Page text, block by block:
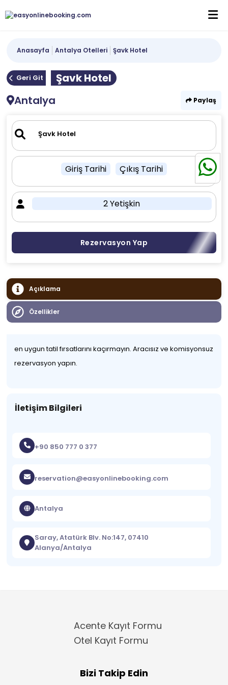
Anasayfa Antalya Otelleri Şavk Hotel
Geri Git
Şavk Hotel
Antalya
Paylaş
Giriş Tarihi Çıkış Tarihi
2 Yetişkin
Rezervasyon Yap
Açıklama
Özellikler
en uygun tatil fırsatlarını kaçırmayın. Aracısız ve komisyonsuz
rezervasyon yapın.
İletişim Bilgileri
+90 850 777 0 377
reservation@easyonlinebooking.com
Antalya
Saray, Atatürk Blv. No:147, 07410
Alanya/Antalya
Acente Kayıt Formu
Otel Kayıt Formu
Bizi Takip Edin